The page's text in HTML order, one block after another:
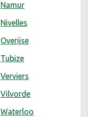
Namur
Nivelles
Overijse
Tubize
Verviers
Vilvorde
Waterloo